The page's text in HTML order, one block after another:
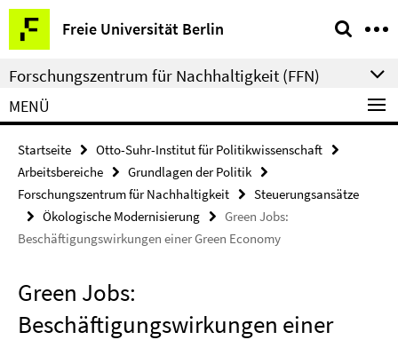
Springe
direkt
zu
Inhalt
Freie Universität Berlin
Service-
Navigation
Forschungszentrum für Nachhaltigkeit (FFN)
MENÜ
Startseite
Otto-Suhr-Institut für Politikwissenschaft
Arbeitsbereiche
Grundlagen der Politik
Forschungszentrum für Nachhaltigkeit
Steuerungsansätze
Ökologische Modernisierung
Green Jobs:
Beschäftigungswirkungen einer Green Economy
Green Jobs:
Beschäftigungswirkungen einer